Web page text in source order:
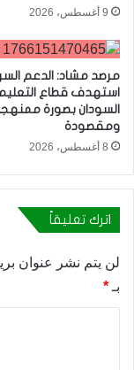
9 أغسطس، 2026
مرصد مشاد: الدعم
استهدف قطاع
السودان بصورة
ومقصودة
8 أغسطس، 2026
اترك تعليقاً
لن يتم نشر عنوان
بـ *